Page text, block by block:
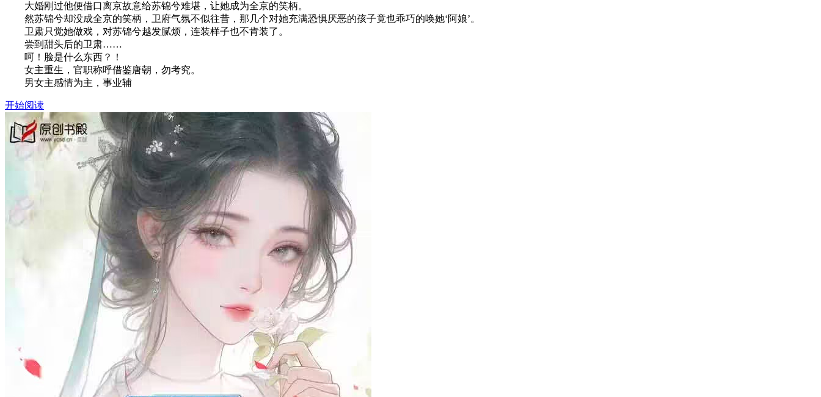
大婚刚过他便借口离京故意给苏锦兮难堪，让她成为全京的笑柄。
然苏锦兮却没成全京的笑柄，卫府气氛不似往昔，那几个对她充满恐惧厌恶的孩子竟也乖巧的唤她‘阿娘’。
卫肃只觉她做戏，对苏锦兮越发腻烦，连装样子也不肯装了。
尝到甜头后的卫肃……
呵！脸是什么东西？！
女主重生，官职称呼借鉴唐朝，勿考究。
男女主感情为主，事业辅
开始阅读